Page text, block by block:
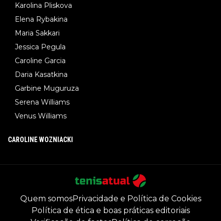
Karolina Pliskova
Elena Rybakina
Maria Sakkari
Jessica Pegula
Caroline Garcia
Daria Kasatkina
Garbine Muguruza
Serena Williams
Venus Williams
CAROLINE WOZNIACKI
Quem somosPrivacidade e Política de Cookies
Política de ética e boas práticas editoriais